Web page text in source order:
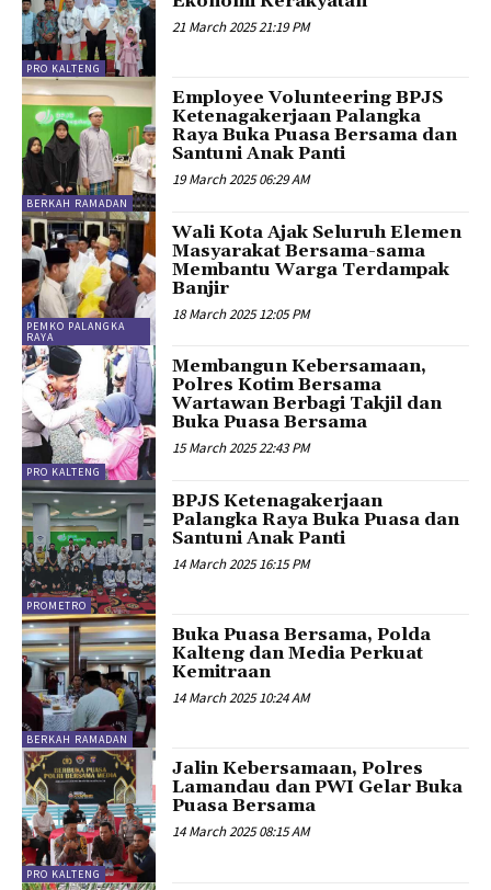
PRO KALTENG
21 March 2025 21:19 PM
BERKAH RAMADAN
Employee Volunteering BPJS
Ketenagakerjaan Palangka
Raya Buka Puasa Bersama dan
Santuni Anak Panti
19 March 2025 06:29 AM
PEMKO PALANGKA
RAYA
Wali Kota Ajak Seluruh Elemen
Masyarakat Bersama-sama
Membantu Warga Terdampak
Banjir
18 March 2025 12:05 PM
PRO KALTENG
Membangun Kebersamaan,
Polres Kotim Bersama
Wartawan Berbagi Takjil dan
Buka Puasa Bersama
15 March 2025 22:43 PM
PROMETRO
BPJS Ketenagakerjaan
Palangka Raya Buka Puasa dan
Santuni Anak Panti
14 March 2025 16:15 PM
BERKAH RAMADAN
Buka Puasa Bersama, Polda
Kalteng dan Media Perkuat
Kemitraan
14 March 2025 10:24 AM
PRO KALTENG
Jalin Kebersamaan, Polres
Lamandau dan PWI Gelar Buka
Puasa Bersama
14 March 2025 08:15 AM